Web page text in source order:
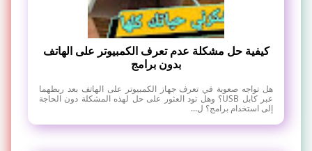
كيفية حل مشكلة عدم تعرف الكمبيوتر على الهاتف
بدون برامج
هل تواجه صعوبة في تعرف جهاز الكمبيوتر على الهاتف بعد ربطهما
عبر كابل USB؟ وهل تود العثور على حل لهذه المشكلة دون الحاجة
إلى استخدام برامج؟ ل...